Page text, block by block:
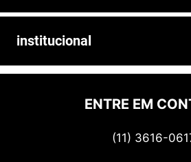
Prazos e entregas
institucional
Quem somos
Politica de privacidade
ENTRE EM
(11) 3616-